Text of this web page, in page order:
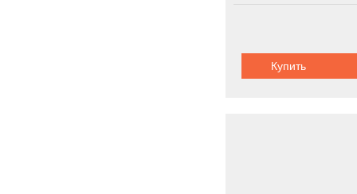
Купить